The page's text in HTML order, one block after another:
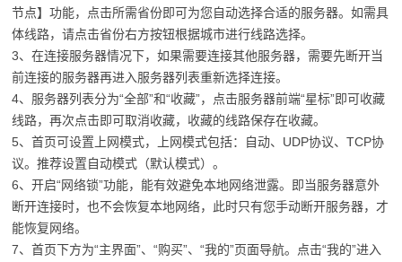
节点】功能，点击所需省份即可为您自动选择合适的服务器。如需具
体线路，请点击省份右方按钮根据城市进行线路选择。
3、在连接服务器情况下，如果需要连接其他服务器，需要先断开当
前连接的服务器再进入服务器列表重新选择连接。
4、服务器列表分为“全部”和“收藏”，点击服务器前端“星标”即可收藏
线路，再次点击即可取消收藏，收藏的线路保存在收藏。
5、首页可设置上网模式，上网模式包括：自动、UDP协议、TCP协
议。推荐设置自动模式（默认模式）。
6、开启“网络锁”功能，能有效避免本地网络泄露。即当服务器意外
断开连接时，也不会恢复本地网络，此时只有您手动断开服务器，才
能恢复网络。
7、首页下方为“主界面”、“购买”、“我的”页面导航。点击“我的”进入